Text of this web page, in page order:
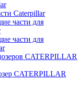
Caterpillar
части для
части для
CATERPILLAR
CATERPILLAR